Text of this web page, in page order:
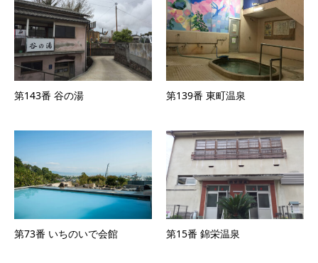
第143番 谷の湯 第139番 東町温泉
第73番 いちのいで会館 第15番 錦栄温泉